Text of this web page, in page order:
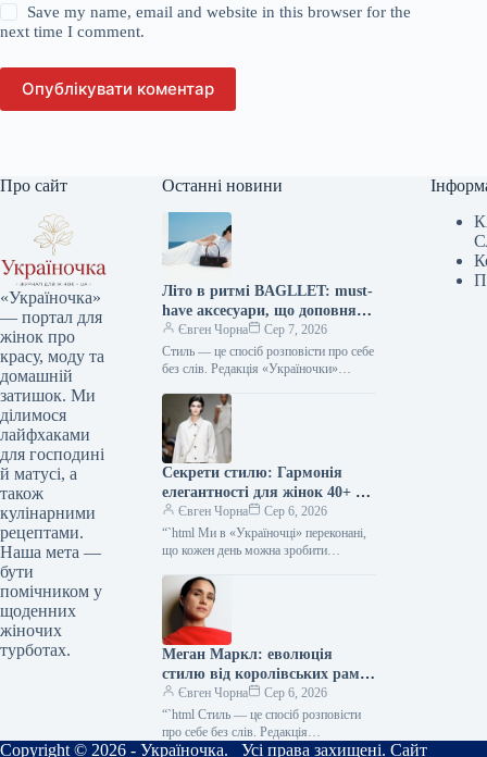
Save my name, email and website in this browser for the
next time I comment.
Опублікувати коментар
Про сайт
«Україночка»
— портал для
жінок про
красу, моду та
домашній
затишок. Ми
ділимося
лайфхаками
для господині
й матусі, а
також
кулінарними
рецептами.
Наша мета —
бути
помічником у
щоденних
жіночих
турботах.
Останні новини
Літо в ритмі BAGLLET: must-
have аксесуари, що доповнять
твій фешн-образ
Євген Чорна
Сер 7, 2026
Стиль — це спосіб розповісти про себе
без слів. Редакція «Україночки»
тенденціями, і сьогодні ми
підготували…
Секрети стилю: Гармонія
елегантності для жінок 40+ від
топ-стилістки
Євген Чорна
Сер 6, 2026
“`html Ми в «Україночці» переконані,
що кожен день можна зробити
трішки натхнення. Сьогодні ми
розбираємося…
Меган Маркл: еволюція
стилю від королівських рамок
до тренду тихої розкоші
Євген Чорна
Сер 6, 2026
“`html Стиль — це спосіб розповісти
про себе без слів. Редакція
«Україночки» уважно стежить за
Copyright © 2026 - Україночка. Усі права захищені. Сайт